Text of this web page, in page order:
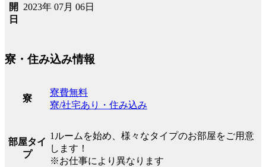
開
日
2023年 07月 06日
寮・住み込み情報
寮
寮費無料
寮/社宅あり・住み込み
部屋タイ
プ
1ルームを始め、様々なタイプのお部屋をご用意
します！
※お仕事により異なります